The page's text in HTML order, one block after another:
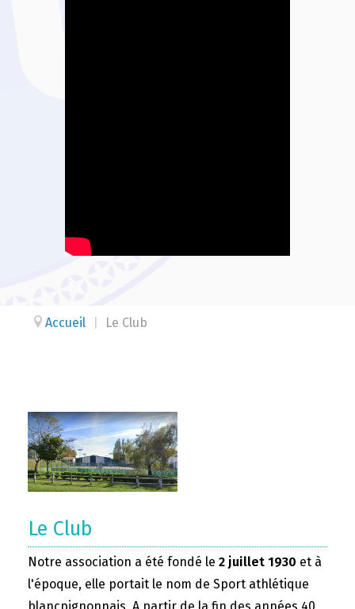
Accueil Le Club
Le Club
Notre association a été fondé le 2 juillet 1930 et à
l'époque, elle portait le nom de Sport athlétique